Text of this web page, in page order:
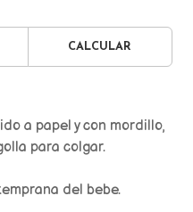
CALCULAR
a papel y con mordillo,
para colgar.
del bebe.